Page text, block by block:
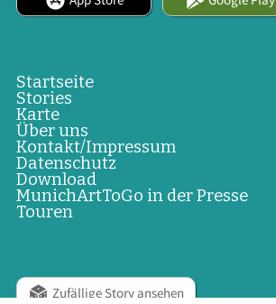
Startseite
Stories
Karte
Über uns
Kontakt/Impressum
Datenschutz
Download
MunichArtToGo in der Presse
Touren
Zufällige Story ansehen